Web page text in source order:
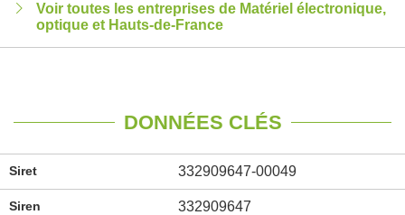
Voir toutes les entreprises de Matériel électronique,
optique et Hauts-de-France
DONNÉES CLÉS
Siret 332909647-00049
Siren 332909647